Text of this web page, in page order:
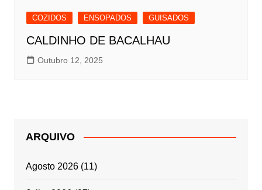
COZIDOS ENSOPADOS GUISADOS
CALDINHO DE BACALHAU
Outubro 12, 2025
ARQUIVO
Agosto 2026(11)